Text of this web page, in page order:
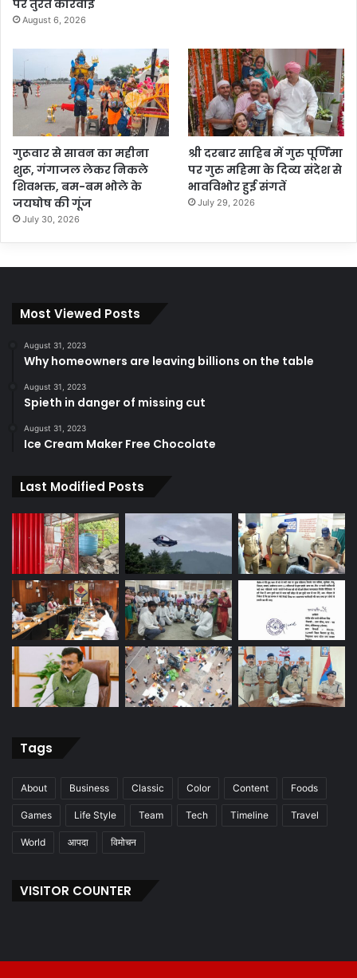
पर तुरंत कार्रवाई
August 6, 2026
गुरूवार से सावन का महीना
शुरू, गंगाजल लेकर निकले
शिवभक्त, बम-बम भोले के
जयघोष की गूंज
July 30, 2026
श्री दरबार साहिब में गुरु पूर्णिमा
पर गुरु महिमा के दिव्य संदेश से
भावविभोर हुई संगतें
July 29, 2026
Most Viewed Posts
August 31, 2023
Why homeowners are leaving billions on the table
August 31, 2023
Spieth in danger of missing cut
August 31, 2023
Ice Cream Maker Free Chocolate
Last Modified Posts
Tags
About Business Classic Color Content Foods
Games Life Style Team Tech Timeline Travel
World आपदा विमोचन
VISITOR COUNTER